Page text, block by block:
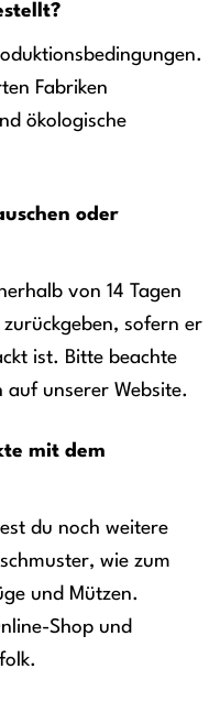
Fabriken
ökologische
oder
von 14 Tagen
sofern er
ist. Bitte beachte
auf unserer Website.
mit dem
du noch weitere
wie zum
und Mützen.
Shop und